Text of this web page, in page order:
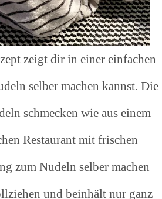
zeigt dir in einer einfachen
selber machen kannst. Die
schmecken wie aus einem
Restaurant mit frischen
zum Nudeln selber machen
und beinhält nur ganz